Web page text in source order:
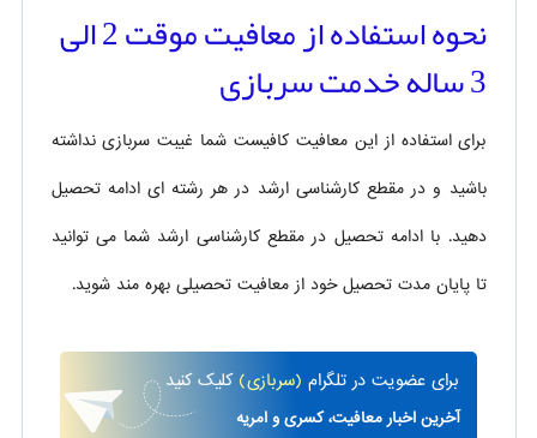
نحوه استفاده از معافیت موقت 2 الی
3 ساله خدمت سربازی
برای استفاده از این معافیت کافیست شما غیبت سربازی نداشته
باشید و در مقطع کارشناسی ارشد در هر رشته ای ادامه تحصیل
دهید. با ادامه تحصیل در مقطع کارشناسی ارشد شما می توانید
تا پایان مدت تحصیل خود از معافیت تحصیلی بهره مند شوید.
برای عضویت در تلگرام (سربازی) کلیک کنید
آخرین اخبار معافیت، کسری و امریه